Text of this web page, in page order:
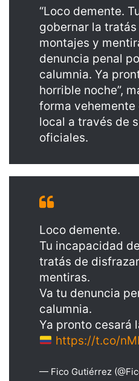
“Loco demente.
gobernar la
montajes y
denuncia penal
calumnia. Ya
horrible noche”,
forma
local a través de
oficiales.
Loco demente.
Tu incapacidad
tratás de
mentiras.
Va tu denuncia
calumnia.
Ya pronto cesará
https://t.co/
— Fico Gutiérrez